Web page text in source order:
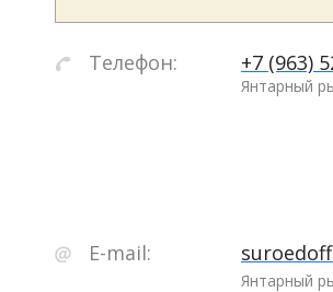
Телефон: +7 (963)
Янтарный
E-mail:
Янтарный